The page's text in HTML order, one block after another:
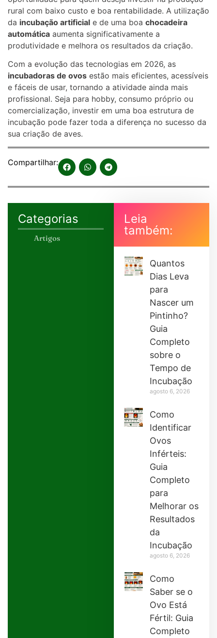
rural com baixo custo e boa rentabilidade. A utilização
da incubação artificial e de uma boa chocadeira
automática aumenta significativamente a
produtividade e melhora os resultados da criação.
Com a evolução das tecnologias em 2026, as
incubadoras de ovos estão mais eficientes, acessíveis
e fáceis de usar, tornando a atividade ainda mais
profissional. Seja para hobby, consumo próprio ou
comercialização, investir em uma boa estrutura de
incubação pode fazer toda a diferença no sucesso da
sua criação de aves.
Compartilhar:
Categorias
Artigos
Leia
também:
Quantos
Dias Leva
para
Nascer um
Pintinho?
Guia
Completo
sobre o
Tempo de
Incubação
agosto 6, 2026
Como
Identificar
Ovos
Inférteis:
Guia
Completo
para
Melhorar os
Resultados
da
Incubação
agosto 6, 2026
Como
Saber se o
Ovo Está
Fértil: Guia
Completo